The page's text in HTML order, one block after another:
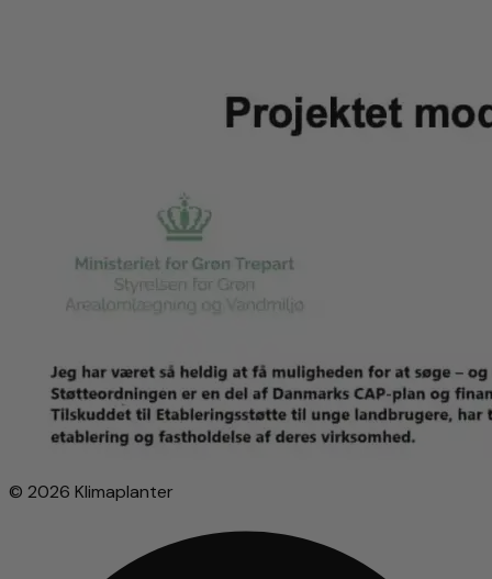
© 2026 Klimaplanter